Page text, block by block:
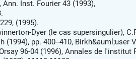
Inst. Fourier 43 (1993),
(1995).
Dyer (le cas supersingulier),
pp. 400--410, Birkh&auml;user
96-04 (1996), Annales de l'institut